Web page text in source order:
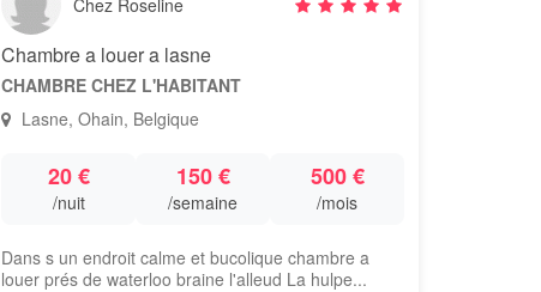
Chez Roseline
Chambre a louer a lasne
CHAMBRE CHEZ L'HABITANT
Lasne, Ohain, Belgique
20 €
/nuit
150 €
/semaine
500 €
/mois
Dans s un endroit calme et bucolique chambre a
louer prés de waterloo braine l'alleud La hulpe...